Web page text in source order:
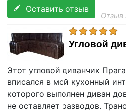
Оставить отзыв
Отзыв
Угловой
Этот угловой диванчик
вписался в мой кухонный
которого выполнен диван
не оставляет разводов.